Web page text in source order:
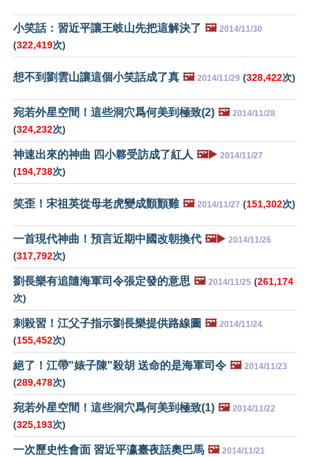
小笑話：習近平讓王岐山先把這解決了 🖼️ 2014/11/30
(322,419次)
想不到劉雲山讓這個小笑話成了真 🖼️ 2014/11/29 (328,422次)
宛若外星空間！這些洞穴爲何美到極致(2) 🖼️ 2014/11/28
(324,232次)
神速出來的神曲 四小夥受訪成了紅人 🖼️▶️ 2014/11/27
(194,738次)
笑歪！宋祖英從母老虎變成顫顫雞 🖼️ 2014/11/27 (151,302次)
一首現代神曲！預言近期中國改朝換代 🖼️▶️ 2014/11/26
(317,792次)
劉長樂有追隨海軍司令張定發的意思 🖼️ 2014/11/25 (261,174
次)
刺殺習！江父子指示劉長樂提供路線圖 🖼️ 2014/11/24
(155,452次)
絕了！江帶"婊子陳"殺胡 送命的是海軍司令 🖼️ 2014/11/23
(289,478次)
宛若外星空間！這些洞穴爲何美到極致(1) 🖼️ 2014/11/22
(325,193次)
一次歷史性會面 習近平瀛臺夜話奧巴馬 🖼️ 2014/11/21